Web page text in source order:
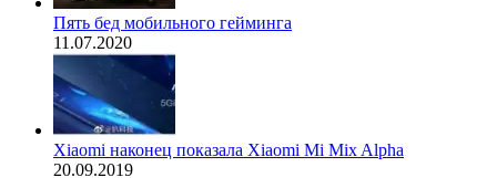
Пять бед мобильного гейминга
11.07.2020
Xiaomi наконец показала Xiaomi Mi Mix Alpha
20.09.2019